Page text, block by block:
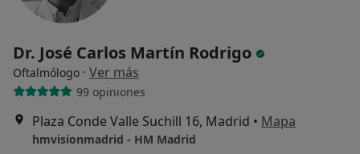
Dr. José Carlos Martín Rodrigo
Oftalmólogo · Ver más
99 opiniones
Plaza Conde Valle Suchill 16, Madrid • Mapa
hmvisionmadrid - HM Madrid